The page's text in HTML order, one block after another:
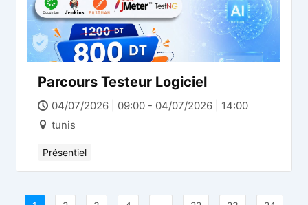
Parcours Testeur Logiciel
04/07/2026 | 09:00 - 04/07/2026 | 14:00
tunis
Présentiel